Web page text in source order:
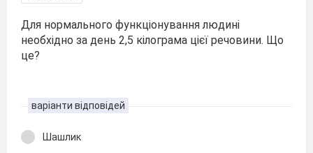
Для нормального функціонування людині
необхідно за день 2,5 кілограма цієї речовини. Що
це?
варіанти відповідей
Шашлик